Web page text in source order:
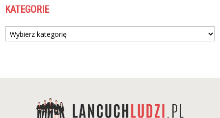
KATEGORIE
Kategorie